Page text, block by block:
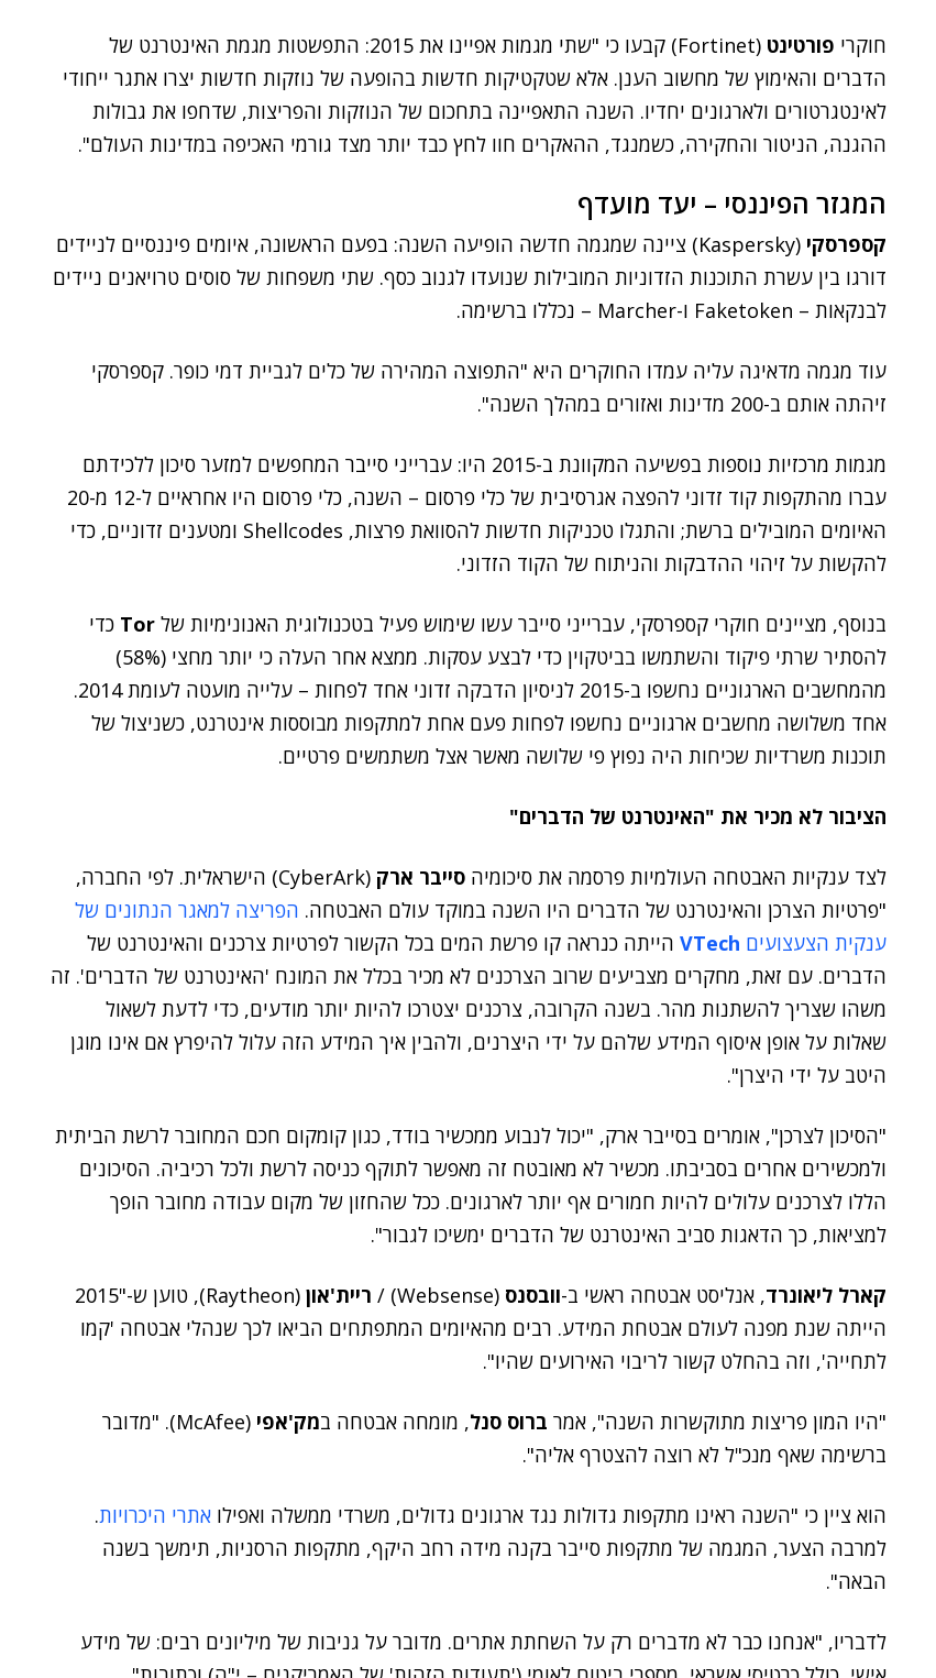
חוקרי פורטינט
(Fortinet) קבעו כי "שתי מגמות אפיינו את 2015: התפשטות מגמת האינטרנט של
הדברים והאימוץ של מחשוב הענן. אלא שטקטיקות חדשות בהופעה של נוזקות חדשות יצרו אתגר ייחודי
לאינטגרטורים ולארגונים יחדיו. השנה התאפיינה בתחכום של הנוזקות והפריצות, שדחפו את גבולות
ההגנה, הניטור והחקירה, כשמנגד, ההאקרים חוו לחץ כבד יותר מצד גורמי האכיפה במדינות העולם".
המגזר הפיננסי – יעד מועדף
קספרסקי
(Kaspersky) ציינה שמגמה חדשה הופיעה השנה: בפעם הראשונה, איומים פיננסיים לניידים
דורגו בין עשרת התוכנות הזדוניות המובילות שנועדו לגנוב כסף. שתי משפחות של סוסים טרויאנים ניידים
לבנקאות – Faketoken ו-Marcher – נכללו ברשימה.
עוד מגמה מדאיגה עליה עמדו החוקרים היא "התפוצה המהירה של כלים לגביית דמי כופר. קספרסקי
זיהתה אותם ב-200 מדינות ואזורים במהלך השנה".
מגמות מרכזיות נוספות בפשיעה המקוונת ב-2015 היו: עברייני סייבר המחפשים למזער סיכון ללכידתם
עברו מהתקפות קוד זדוני להפצה אגרסיבית של כלי פרסום – השנה, כלי פרסום היו אחראיים ל-12 מ-20
האיומים המובילים ברשת; והתגלו טכניקות חדשות להסוואת פרצות, Shellcodes ומטענים זדוניים, כדי
להקשות על זיהוי ההדבקות והניתוח של הקוד הזדוני.
בנוסף, מציינים חוקרי קספרסקי, עברייני סייבר עשו שימוש פעיל בטכנולוגית האנונימיות של Tor כדי
להסתיר שרתי פיקוד והשתמשו בביטקוין כדי לבצע עסקות. ממצא אחר העלה כי יותר מחצי (58%)
מהמחשבים הארגוניים נחשפו ב-2015 לניסיון הדבקה זדוני אחד לפחות – עלייה מועטה לעומת 2014.
אחד משלושה מחשבים ארגוניים נחשפו לפחות פעם אחת למתקפות מבוססות אינטרנט, כשניצול של
תוכנות משרדיות שכיחות היה נפוץ פי שלושה מאשר אצל משתמשים פרטיים.
הציבור לא מכיר את "האינטרנט של הדברים"
לצד ענקיות האבטחה העולמיות פרסמה את סיכומיה סייבר ארק
(CyberArk) הישראלית. לפי החברה,
"פרטיות הצרכן והאינטרנט של הדברים היו השנה במוקד עולם האבטחה. הפריצה למאגר הנתונים של
ענקית הצעצועים VTech הייתה כנראה קו פרשת המים בכל הקשור לפרטיות צרכנים והאינטרנט של
הדברים. עם זאת, מחקרים מצביעים שרוב הצרכנים לא מכיר בכלל את המונח 'האינטרנט של הדברים'. זה
משהו שצריך להשתנות מהר. בשנה הקרובה, צרכנים יצטרכו להיות יותר מודעים, כדי לדעת לשאול
שאלות על אופן איסוף המידע שלהם על ידי היצרנים, ולהבין איך המידע הזה עלול להיפרץ אם אינו מוגן
היטב על ידי היצרן".
"הסיכון לצרכן", אומרים בסייבר ארק, "יכול לנבוע ממכשיר בודד, כגון קומקום חכם המחובר לרשת הביתית
ולמכשירים אחרים בסביבתו. מכשיר לא מאובטח זה מאפשר לתוקף כניסה לרשת ולכל רכיביה. הסיכונים
הללו לצרכנים עלולים להיות חמורים אף יותר לארגונים. ככל שהחזון של מקום עבודה מחובר הופך
למציאות, כך הדאגות סביב האינטרנט של הדברים ימשיכו לגבור".
קארל ליאונרד, אנליסט אבטחה ראשי ב-וובסנס (Websense) / ריית'און
(Raytheon), טוען ש-"2015
הייתה שנת מפנה לעולם אבטחת המידע. רבים מהאיומים המתפתחים הביאו לכך שנהלי אבטחה 'קמו
לתחייה', וזה בהחלט קשור לריבוי האירועים שהיו".
"היו המון פריצות מתוקשרות השנה", אמר ברוס סנל, מומחה אבטחה במק'אפי
(McAfee). "מדובר
ברשימה שאף מנכ"ל לא רוצה להצטרף אליה".
הוא ציין כי "השנה ראינו מתקפות גדולות נגד ארגונים גדולים, משרדי ממשלה ואפילו אתרי היכרויות.
למרבה הצער, המגמה של מתקפות סייבר בקנה מידה רחב היקף, מתקפות הרסניות, תימשך בשנה
הבאה".
לדבריו, "אנחנו כבר לא מדברים רק על השחתת אתרים. מדובר על גניבות של מיליונים רבים: של מידע